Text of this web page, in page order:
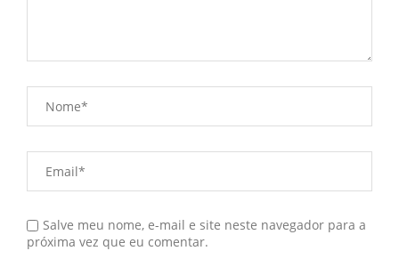
Salve meu nome, e-mail e site neste navegador para a
próxima vez que eu comentar.